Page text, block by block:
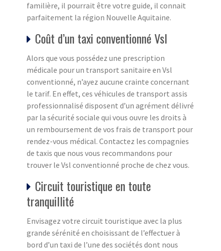
familière, il pourrait être votre guide, il connait
parfaitement la région Nouvelle Aquitaine.
Coût d’un taxi conventionné Vsl
Alors que vous possédez une prescription
médicale pour un transport sanitaire en Vsl
conventionné, n’ayez aucune crainte concernant
le tarif. En effet, ces véhicules de transport assis
professionnalisé disposent d’un agrément délivré
par la sécurité sociale qui vous ouvre les droits à
un remboursement de vos frais de transport pour
rendez-vous médical. Contactez les compagnies
de taxis que nous vous recommandons pour
trouver le Vsl conventionné proche de chez vous.
Circuit touristique en toute
tranquillité
Envisagez votre circuit touristique avec la plus
grande sérénité en choisissant de l’effectuer à
bord d’un taxi de l’une des sociétés dont nous